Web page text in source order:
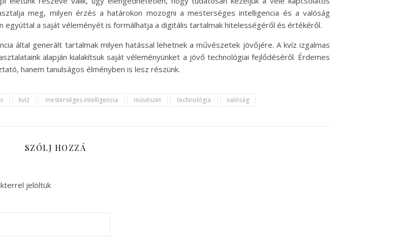
meg, milyen érzés a határokon mozogni a mesterséges intelligencia és a valóság
egyúttal a saját véleményét is formálhatja a digitális tartalmak hitelességéről és értékéről.
által generált tartalmak milyen hatással lehetnek a művészetek jövőjére. A kvíz izgalmas
alapján kialakítsuk saját véleményünket a jövő technológiai fejlődéséről. Érdemes
hanem tanulságos élményben is lesz részünk.
kvíz mesterséges intelligencia művészet technológia valóság
SZÓLJ HOZZÁ
jelöltük